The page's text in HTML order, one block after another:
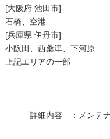
[大阪府 池田市]
石橋、空港
[兵庫県 伊丹市]
小阪田、西桑津、下河原
上記エリアの一部
詳細内容　：メンテナ